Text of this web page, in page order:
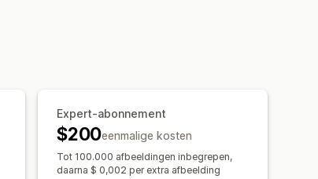
Expert-abonnement
$200eenmalige kosten
Tot 100.000 afbeeldingen inbegrepen,
daarna $ 0,002 per extra afbeelding